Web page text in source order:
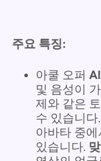
주요 특징:
아쿨 오퍼
및 음성이
제와 같은
수 있습니다
아바타 중
있습니다.